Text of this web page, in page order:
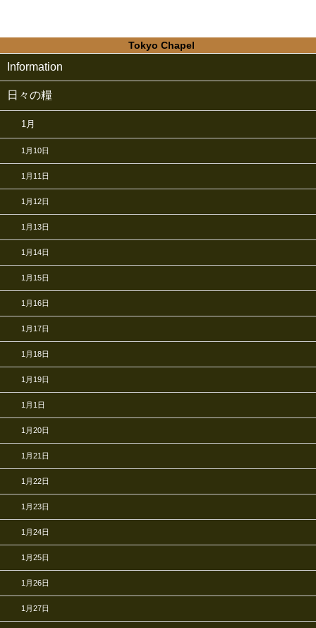
Tokyo Chapel
Information
日々の糧
1月
1月10日
1月11日
1月12日
1月13日
1月14日
1月15日
1月16日
1月17日
1月18日
1月19日
1月1日
1月20日
1月21日
1月22日
1月23日
1月24日
1月25日
1月26日
1月27日